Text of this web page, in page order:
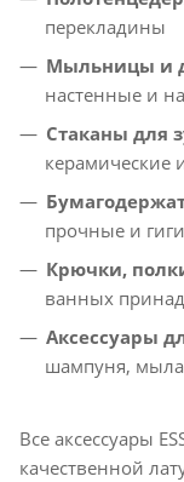
перекладины
Мыльницы и
настенные и
Стаканы для
керамические
прочные и
Крючки,
ванных
Аксессуары
шампуня, мыла
Все аксессуары
качественной